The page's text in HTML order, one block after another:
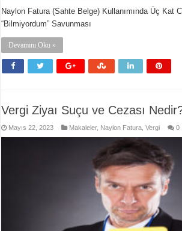
Naylon Fatura (Sahte Belge) Kullanımında Üç Kat
“Bilmiyordum” Savunması
Devamını Oku »
Vergi Ziyaı Suçu ve Cezası
Mayıs 22, 2023 Makaleler, Naylon Fatura ,Vergi 0